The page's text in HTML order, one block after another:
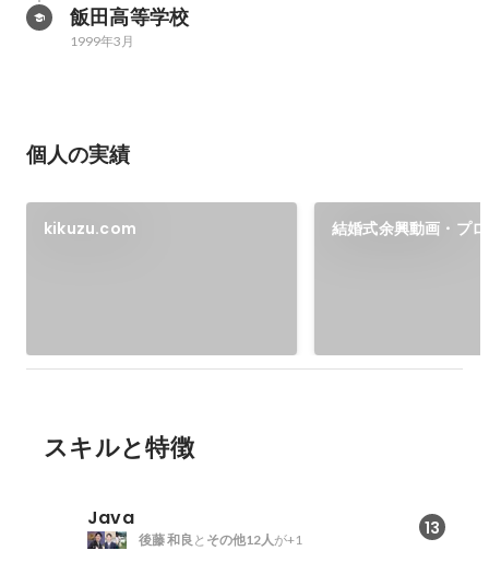
飯田高等学校
1999年3月
個人の実績
kikuzu.com
結婚式余興動画・プ
スキルと特徴
Java 13
後藤 和良 と その他12人が+1